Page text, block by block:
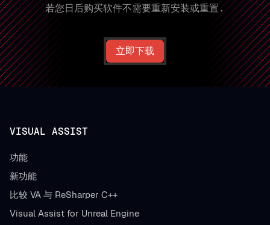
若您日后购买软件不需要重新安装或重置.
立即下载
VISUAL ASSIST
功能
新功能
比较 VA 与 ReSharper C++
Visual Assist for Unreal Engine